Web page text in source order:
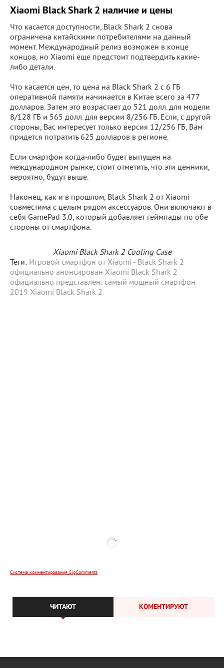
Xiaomi Black Shark 2 наличие и цены
Что касается доступности, Black Shark 2 снова
ограничена китайскими потребителями на данный
момент. Международный релиз возможен в конце
концов, но Xiaomi еще предстоит подтвердить какие-
либо детали.
Что касается цен, то цена на Black Shark 2 с 6 ГБ
оперативной памяти начинается в Китае всего за 477
долларов. Затем это возрастает до 521 долл. для модели
8/128 ГБ и 565 долл. для версии 8/256 ГБ. Если, с другой
стороны, Вас интересует только версия 12/256 ГБ, Вам
придется потратить 625 долларов в регионе.
Если смартфон когда-либо будет выпущен на
международном рынке, стоит отметить, что эти ценники,
вероятно, будут выше.
Наконец, как и в прошлом, Black Shark 2 от Xiaomi
совместима с целым рядом аксессуаров. Они включают в
себя GamePad 3.0, который добавляет геймпады по обе
стороны от смартфона.
Xiaomi Black Shark 2 Cooling Case
Теги: Игровой смартфон от Xiaomi - Black Shark 2
официально анонсирован Xiaomi Black Shark 2
официально представлен: самый мощный смартфон
2019 Xiaomi Black Shark 2